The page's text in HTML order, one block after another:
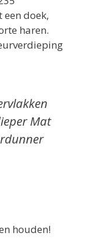
doek,
haren.
Mat
houden!